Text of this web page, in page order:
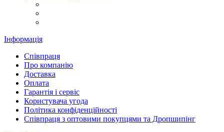
Інформація
Співпраця
Про компанію
Доставка
Оплата
Гарантія і сервіс
Користувача угода
Політика конфіденційності
Співпраця з оптовими покупцями та Дропшипінг